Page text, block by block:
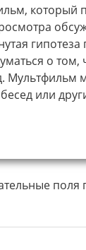
который
гипотеза
о
или